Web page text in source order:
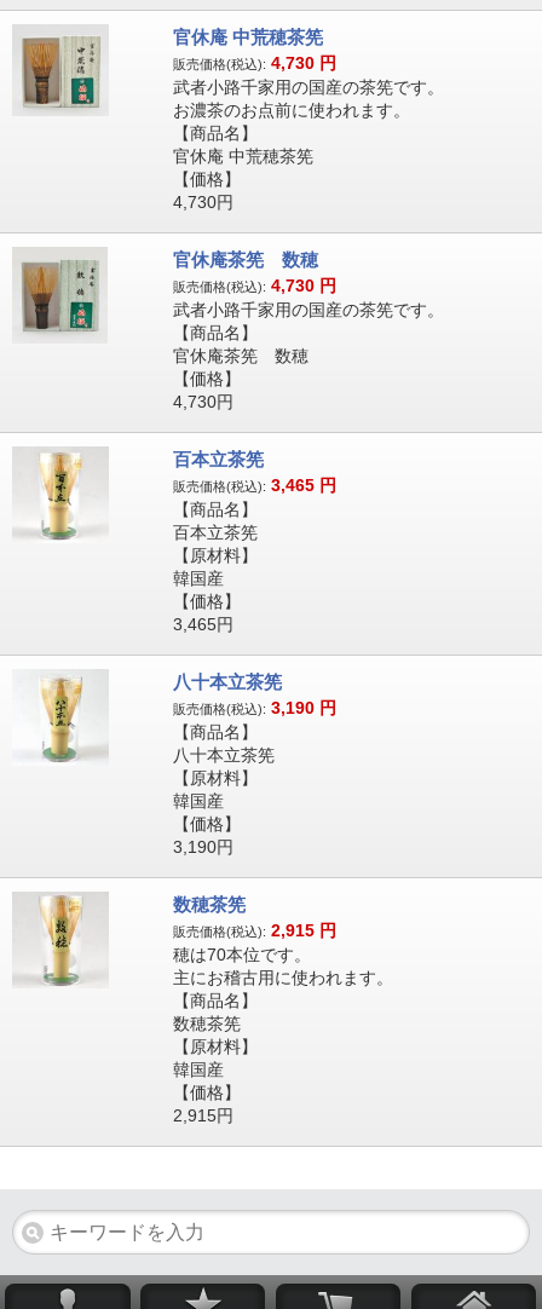
官休庵 中荒穂茶筅
販売価格(税込): 4,730 円
武者小路千家用の国産の茶筅です。
お濃茶のお点前に使われます。
【商品名】
官休庵 中荒穂茶筅
【価格】
4,730円
官休庵茶筅 数穂
販売価格(税込): 4,730 円
武者小路千家用の国産の茶筅です。
【商品名】
官休庵茶筅 数穂
【価格】
4,730円
百本立茶筅
販売価格(税込): 3,465 円
【商品名】
百本立茶筅
【原材料】
韓国産
【価格】
3,465円
八十本立茶筅
販売価格(税込): 3,190 円
【商品名】
八十本立茶筅
【原材料】
韓国産
【価格】
3,190円
数穂茶筅
販売価格(税込): 2,915 円
穂は70本位です。
主にお稽古用に使われます。
【商品名】
数穂茶筅
【原材料】
韓国産
【価格】
2,915円